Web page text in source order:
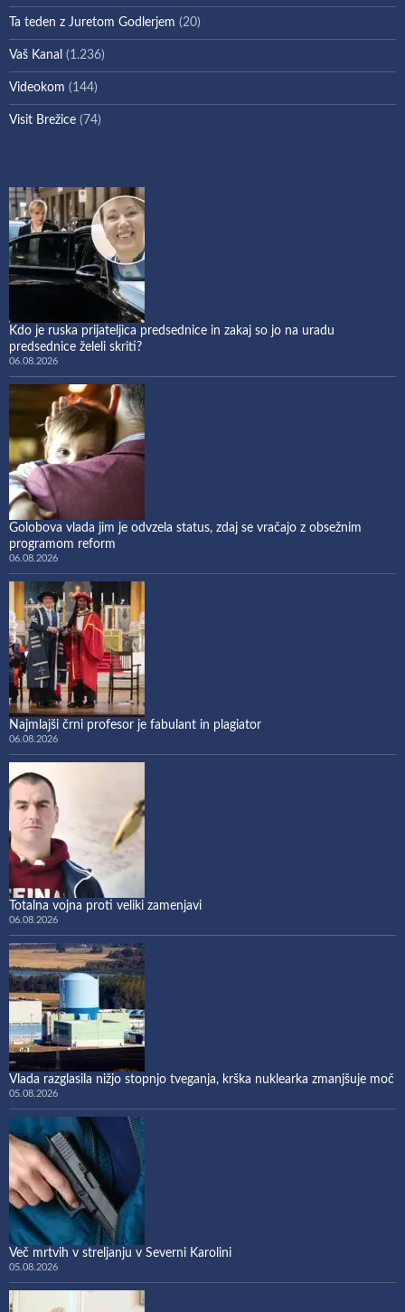
Ta teden z Juretom Godlerjem (20)
Vaš Kanal (1.236)
Videokom (144)
Visit Brežice (74)
Kdo je ruska prijateljica predsednice in zakaj so jo na uradu
predsednice želeli skriti?
06.08.2026
Golobova vlada jim je odvzela status, zdaj se vračajo z obsežnim
programom reform
06.08.2026
Najmlajši črni profesor je fabulant in plagiator
06.08.2026
Totalna vojna proti veliki zamenjavi
06.08.2026
Vlada razglasila nižjo stopnjo tveganja, krška nuklearka zmanjšuje moč
05.08.2026
Več mrtvih v streljanju v Severni Karolini
05.08.2026